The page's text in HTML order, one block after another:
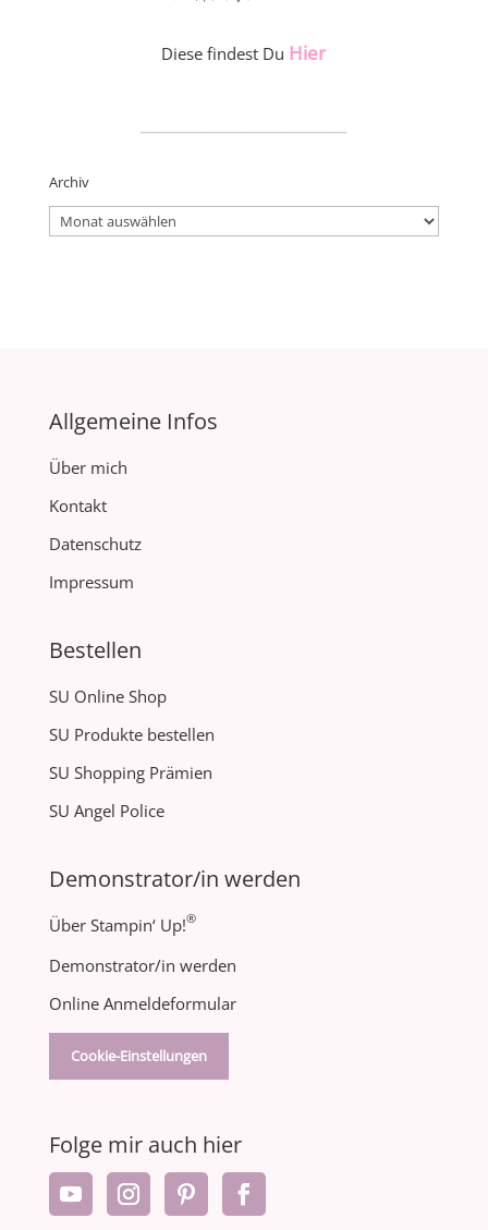
Diese findest Du Hier
Archiv
Archiv
Allgemeine Infos
Über mich
Kontakt
Datenschutz
Impressum
Bestellen
SU Online Shop
SU Produkte bestellen
SU Shopping Prämien
SU Angel Police
Demonstrator/in werden
Über Stampin‘ Up!®
Demonstrator/in werden
Online Anmeldeformular
Cookie-Einstellungen
Folge mir auch hier